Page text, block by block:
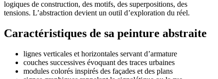
logiques de construction, des motifs, des superpositions, des
tensions. L’abstraction devient un outil d’exploration du réel.
Caractéristiques de sa peinture abstraite
lignes verticales et horizontales servant d’armature
couches successives évoquant des traces urbaines
modules colorés inspirés des façades et des plans